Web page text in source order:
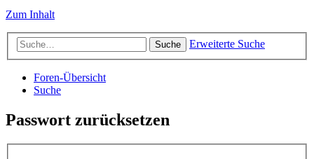
Zum Inhalt
Suche Erweiterte Suche
Foren-Übersicht
Suche
Passwort zurücksetzen